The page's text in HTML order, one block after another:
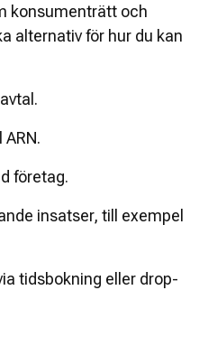
konsumenträtt och
alternativ för hur du kan
företag.
insatser, till exempel
tidsbokning eller drop-